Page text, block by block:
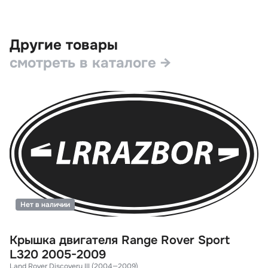
Другие товары
смотреть в каталоге →
Крышка двигателя Range Rover Sport
L320 2005-2009
Нет в наличии